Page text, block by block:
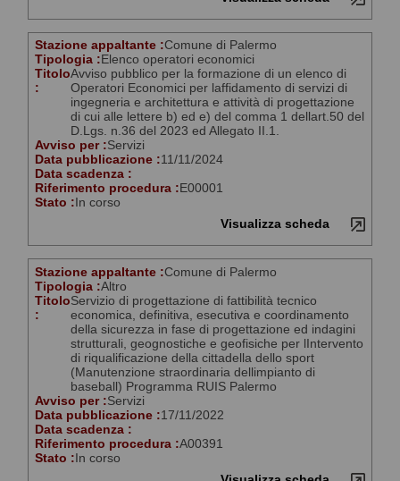
Stazione appaltante :Comune di Palermo
Tipologia : Elenco operatori economici
Titolo
:
Avviso pubblico per la formazione di un elenco di
Operatori Economici per laffidamento di servizi di
ingegneria e architettura e attività di progettazione
di cui alle lettere b) ed e) del comma 1 dellart.50 del
D.Lgs. n.36 del 2023 ed Allegato II.1.
Avviso per :Servizi
Data pubblicazione :11/11/2024
Data scadenza :
Riferimento procedura : E00001
Stato : In corso
Visualizza scheda
Stazione appaltante :Comune di Palermo
Tipologia :Altro
Titolo
:
Servizio di progettazione di fattibilità tecnico
economica, definitiva, esecutiva e coordinamento
della sicurezza in fase di progettazione ed indagini
strutturali, geognostiche e geofisiche per lIntervento
di riqualificazione della cittadella dello sport
(Manutenzione straordinaria dellimpianto di
baseball) Programma RUIS Palermo
Avviso per :Servizi
Data pubblicazione :17/11/2022
Data scadenza :
Riferimento procedura :A00391
Stato :In corso